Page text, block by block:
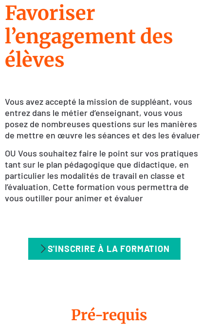
Favoriser
l’engagement des
élèves
Vous avez accepté la mission de suppléant, vous
entrez dans le métier d’enseignant, vous vous
posez de nombreuses questions sur les manières
de mettre en œuvre les séances et des les évaluer
OU Vous souhaitez faire le point sur vos pratiques
tant sur le plan pédagogique que didactique, en
particulier les modalités de travail en classe et
l’évaluation. Cette formation vous permettra de
vous outiller pour animer et évaluer
S'INSCRIRE À LA FORMATION
Pré-requis